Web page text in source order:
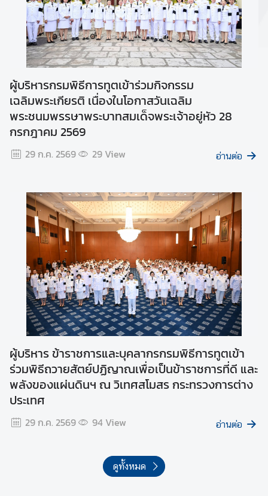
ข้
อ
มู
ล
เ
กี่
ย
ว
กั
บ
ไ
ส
โ
ค
วิ
-
1
9
ก
ฎ
ห
ม
า
ย
ที่
เ
ผู้บริหารกรมพิธีการทูตเข้าร่วมกิจกรรม
เฉลิมพระเกียรติ เนื่องในโอกาสวันเฉลิม
พระชนมพรรษาพระบาทสมเด็จพระเจ้าอยู่หัว 28
กรกฎาคม 2569
29 ก.ค. 2569 29View อ่านต่อ
ผู้บริหาร ข้าราชการและบุคลากรกรมพิธีการทูตเข้า
ร่วมพิธีถวายสัตย์ปฏิญาณเพื่อเป็นข้าราชการที่ดี และ
พลังของแผ่นดินฯ ณ วิเทศสโมสร กระทรวงการต่าง
ประเทศ
29 ก.ค. 2569 94View อ่านต่อ
ดูทั้งหมด